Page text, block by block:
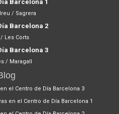
Barcelona 1
/ Sagrera
Barcelona 2
Les Corts
Barcelona 3
/ Maragall
el Centro de Día Barcelona 3
en el Centro de Día Barcelona 1